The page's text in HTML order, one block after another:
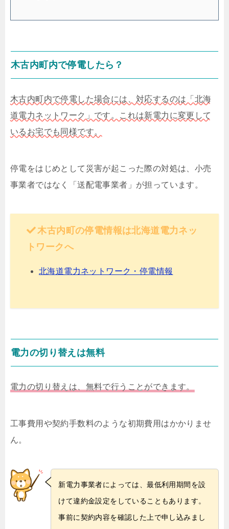
木古内町内で停電したら？
木古内町内で停電した場合には、対応するのは「北海
道電力ネットワーク」です。これは新電力に変更して
いるお宅でも同様です。
停電をはじめとして災害が起こった際の対処は、小売
事業者ではなく「送配電事業者」が担っています。
木古内町の停電情報は北海道電力ネッ
トワークへ
北海道電力ネットワーク・停電情報
電力の切り替えは無料
電力の切り替えは、無料で行うことができます。
工事費用や契約手数料のような初期費用はかかりませ
ん。
新電力事業者によっては、最低利用期間を設
けて違約金設定をしていることもあります。
事前に契約内容を確認した上で申し込みまし